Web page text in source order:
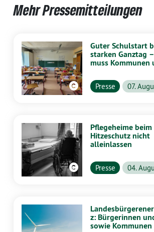
Mehr Pressemitteilungen
Guter Schulstart
starken Ganztag
muss Kommunen
unterstützen
Presse 07.
Pflegeheime beim
Hitzeschutz nicht
alleinlassen
Presse 04.
z: Bürgerinnen
sowie